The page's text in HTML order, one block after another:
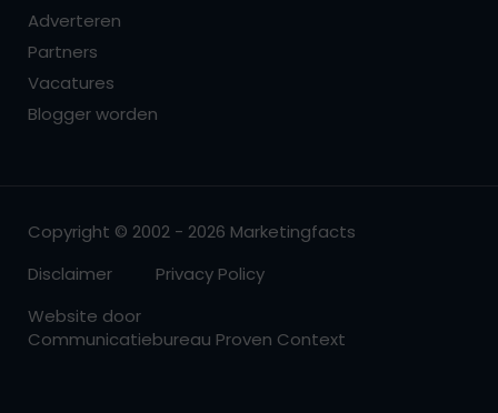
Adverteren
Partners
Vacatures
Blogger worden
Copyright © 2002 - 2026 Marketingfacts
Disclaimer
Privacy Policy
Website door
Communicatiebureau Proven Context